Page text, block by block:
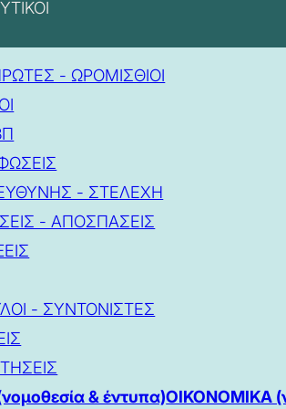
- ΩΡΟΜΙΣΘΙΟΙ
- ΣΤΕΛΕΧΗ
- ΑΠΟΣΠΑΣΕΙΣ
- ΣΥΝΤΟΝΙΣΤΕΣ
& έντυπα)ΟΙΚΟΝΟΜΙΚΑ